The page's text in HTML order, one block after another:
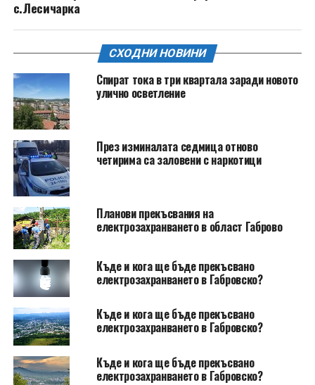
с.Лесичарка
СХОДНИ НОВИНИ
Спират тока в три квартала заради новото
улично осветление
През изминалата седмица отново
четирима са заловени с наркотици
Планови прекъсвания на
електрозахранването в област Габрово
Къде и кога ще бъде прекъсвано
електрозахранването в Габровско?
Къде и кога ще бъде прекъсвано
електрозахранването в Габровско?
Къде и кога ще бъде прекъсвано
електрозахранването в Габровско?